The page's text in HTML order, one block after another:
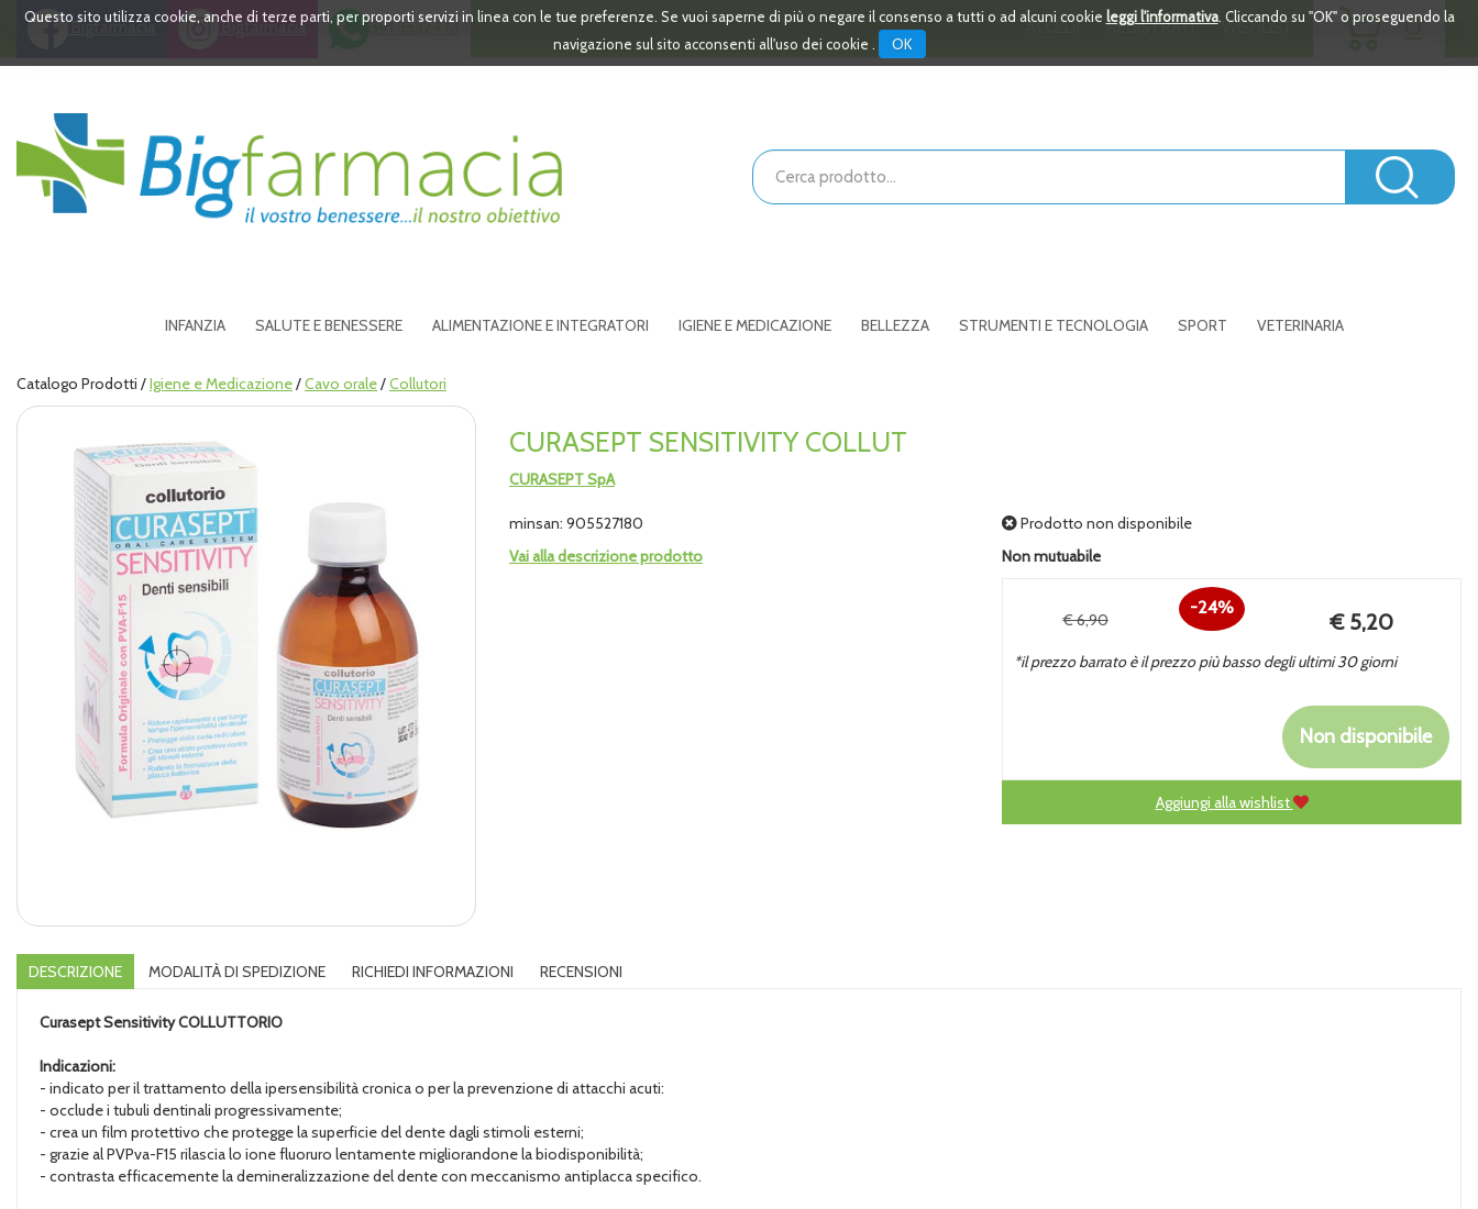
PassaQuesto sito utilizza cookie, anche di terze parti, per proporti servizi in linea con le tue preferenze. Se vuoi saperne di più o negare il consenso a tutti o ad alcuni cookie leggi l'informativa. Cliccando su "OK" o proseguendo la
navigazione sul sito acconsenti all'uso dei cookie .
OK
Bigfarmacia Bigfarmacia 391 3532473 ACCEDI REGISTRATI WISHLIST 0
ARTICOLI
Bigfarmacia
Cerca
Prodotto
INFANZIA SALUTE E BENESSERE ALIMENTAZIONE E INTEGRATORI IGIENE E MEDICAZIONE BELLEZZA STRUMENTI E TECNOLOGIA SPORT VETERINARIA
Catalogo Prodotti /Igiene e Medicazione/Cavo orale/Collutori
CURASEPT SENSITIVITY COLLUT
CURASEPT SpA
minsan: 905527180
Vai alla descrizione prodotto
Prodotto non disponibile
Non mutuabile
Sconto
24%
€ 6,90
Prezzo
scontato
€ 5,20
*il prezzo barrato è il prezzo più basso degli ultimi 30 giorni
Non disponibile
Aggiungi alla wishlist
DESCRIZIONE MODALITÀ DI SPEDIZIONE RICHIEDI INFORMAZIONI RECENSIONI
Curasept SensitivityCOLLUTTORIO
Indicazioni:
- indicato per il trattamento della ipersensibilità cronica o per la prevenzione di attacchi acuti:
- occlude i tubuli dentinali progressivamente;
- crea un film protettivo che protegge la superficie del dente dagli stimoli esterni;
- grazie al PVPva-F15 rilascia lo ione fluoruro lentamente migliorandone la biodisponibilità;
- contrasta efficacemente la demineralizzazione del dente con meccanismo antiplacca specifico.